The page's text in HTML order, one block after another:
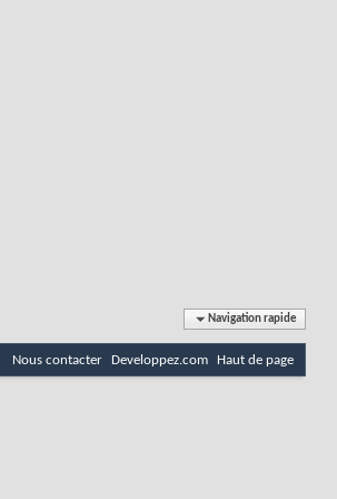
Navigation rapide
Nous contacter Developpez.com Haut de page